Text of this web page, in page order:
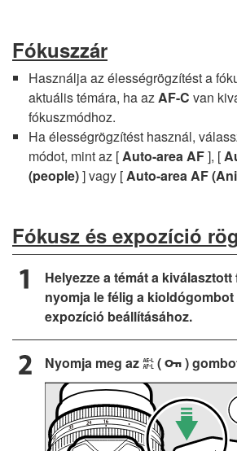
Fókuszzár
Használja az élességrögzítést a
aktuális témára, ha azAF-C van
fókuszmódhoz.
Ha élességrögzítést használ,
módot, mint az [Auto-area AF], [
(people)] vagy [Auto-area AF
Fókusz és expozíció
Helyezze a témát a
nyomja le félig a
expozíció beállításához.
Nyomja meg az A ( g )